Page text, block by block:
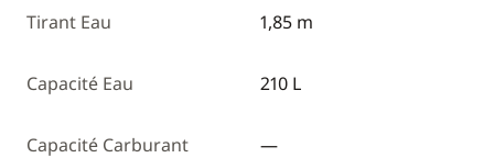
Tirant Eau 1,85 m
Capacité Eau 210 L
Capacité Carburant —